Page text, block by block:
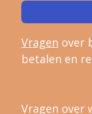
Vragen over
betalen en
Vragen over